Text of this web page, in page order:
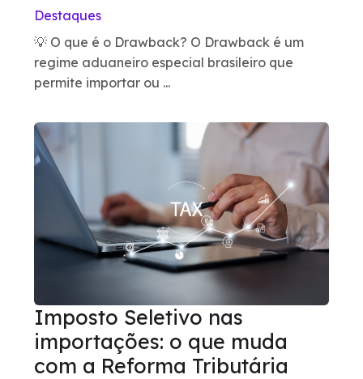
Destaques
💡 O que é o Drawback? O Drawback é um
regime aduaneiro especial brasileiro que
permite importar ou ...
Imposto Seletivo nas
importações: o que muda
com a Reforma Tributária